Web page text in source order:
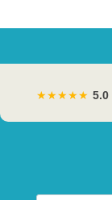
★★★★★ 5.0